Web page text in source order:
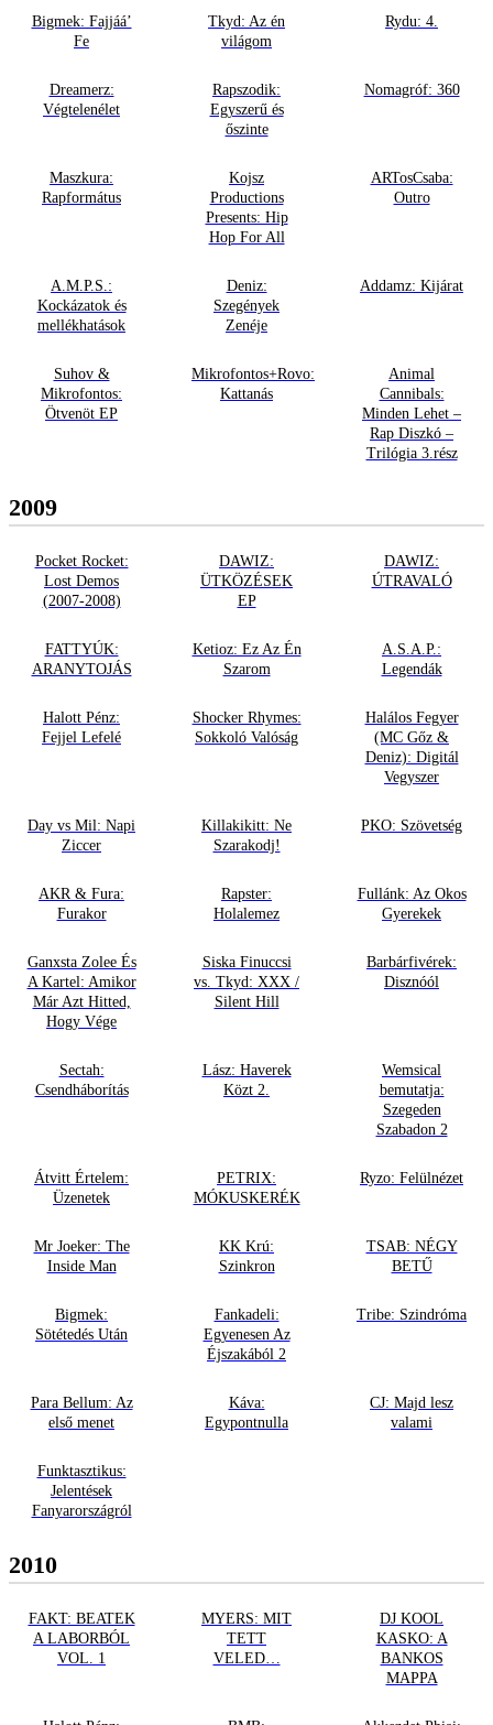
Bigmek: Fajjáá’
Fe
Tkyd: Az én
világom
Rydu: 4.
Dreamerz:
Végtelenélet
Rapszodik:
Egyszerű és
őszinte
Nomagróf: 360
Maszkura:
Rapformátus
Kojsz
Productions
Presents: Hip
Hop For All
ARTosCsaba:
Outro
A.M.P.S.:
Kockázatok és
mellékhatások
Deniz:
Szegények
Zenéje
Addamz: Kijárat
Suhov &
Mikrofontos:
Ötvenöt EP
Mikrofontos+Rovo:
Kattanás
Animal
Cannibals:
Minden Lehet –
Rap Diszkó –
Trilógia 3.rész
2009
Pocket Rocket:
Lost Demos
(2007-2008)
DAWIZ:
ÜTKÖZÉSEK
EP
DAWIZ:
ÚTRAVALÓ
FATTYÚK:
ARANYTOJÁS
Ketioz: Ez Az Én
Szarom
A.S.A.P.:
Legendák
Halott Pénz:
Fejjel Lefelé
Shocker Rhymes:
Sokkoló Valóság
Halálos Fegyer
(MC Gőz &
Deniz): Digitál
Vegyszer
Day vs Mil: Napi
Ziccer
Killakikitt: Ne
Szarakodj!
PKO: Szövetség
AKR & Fura:
Furakor
Rapster:
Holalemez
Fullánk: Az Okos
Gyerekek
Ganxsta Zolee És
A Kartel: Amikor
Már Azt Hitted,
Hogy Vége
Siska Finuccsi
vs. Tkyd: XXX /
Silent Hill
Barbárfivérek:
Disznóól
Sectah:
Csendháborítás
Lász: Haverek
Közt 2.
Wemsical
bemutatja:
Szegeden
Szabadon 2
Átvitt Értelem:
Üzenetek
PETRIX:
MÓKUSKERÉK
Ryzo: Felülnézet
Mr Joeker: The
Inside Man
KK Krú:
Szinkron
TSAB: NÉGY
BETŰ
Bigmek:
Sötétedés Után
Fankadeli:
Egyenesen Az
Éjszakából 2
Tribe: Szindróma
Para Bellum: Az
első menet
Káva:
Egypontnulla
CJ: Majd lesz
valami
Funktasztikus:
Jelentések
Fanyarországról
2010
FAKT: BEATEK
A LABORBÓL
VOL. 1
MYERS: MIT
TETT
VELED…
DJ KOOL
KASKO: A
BANKOS
MAPPA